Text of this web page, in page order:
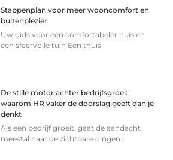
Stappenplan voor meer wooncomfort en
buitenplezier
Uw gids voor een comfortabeler huis en
een sfeervolle tuin Een thuis
De stille motor achter bedrijfsgroei:
waarom HR vaker de doorslag geeft dan je
denkt
Als een bedrijf groeit, gaat de aandacht
meestal naar de zichtbare dingen: